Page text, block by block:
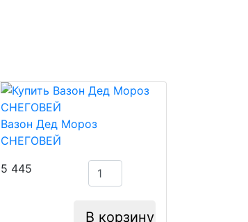
Вазон Дед Мороз
СНЕГОВЕЙ
5 445
В корзину